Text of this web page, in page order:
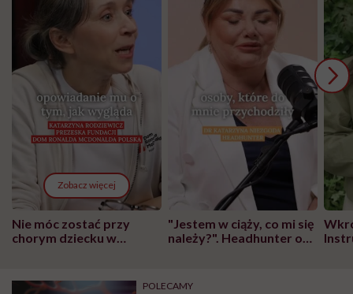
Zobacz więcej
Nie móc zostać przy
chorym dziecku w
może chyba tylko
"Jestem w ciąży, co mi się
należy?". Headhunter o
pracy
POLECAMY